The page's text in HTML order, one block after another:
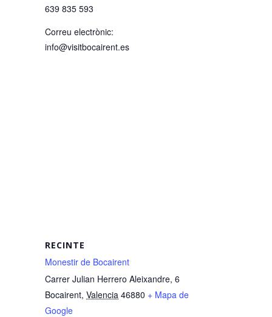
639 835 593
Correu electrònic:
info@visitbocairent.es
RECINTE
Monestir de Bocairent
Carrer Julian Herrero Aleixandre, 6
Bocairent, Valencia 46880 + Mapa de
Google